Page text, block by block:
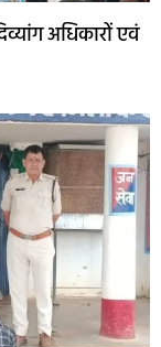
अधिकारों एवं